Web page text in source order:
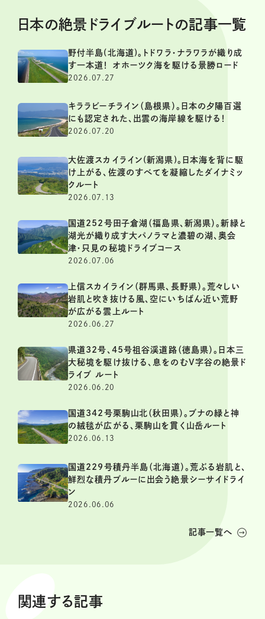
日本の絶景ドライブルートの記事一覧
野付半島(北海道)。トドワラ・ナラワラが織り成
す一本道！ オホーツク海を駆ける景勝ロード
2026.07.27
キララビーチライン（島根県）。日本の夕陽百選
にも認定された、出雲の海岸線を駆ける！
2026.07.20
大佐渡スカイライン(新潟県)。日本海を背に駆
け上がる、佐渡のすべてを凝縮したダイナミッ
クルート
2026.07.13
国道252号田子倉湖（福島県、新潟県）。新緑と
湖光が織り成す大パノラマと濃碧の湖、奥会
津・只見の秘境ドライブコース
2026.07.06
上信スカイライン（群馬県、長野県）。荒々しい
岩肌と吹き抜ける風、空にいちばん近い荒野
が広がる雲上ルート
2026.06.27
県道32号、45号祖谷渓道路（徳島県）。日本三
大秘境を駆け抜ける、息をのむV字谷の絶景ド
ライブ ルート
2026.06.20
国道342号栗駒山北（秋田県）。ブナの緑と神
の絨毯が広がる、栗駒山を貫く山岳ルート
2026.06.13
国道229号積丹半島（北海道）。荒ぶる岩肌と、
鮮烈な積丹ブルーに出会う絶景シーサイドライ
ン
2026.06.06
記事一覧へ
関連する記事